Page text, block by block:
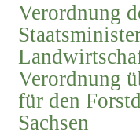
Verordnung
Verordnung
für den
Sachsen